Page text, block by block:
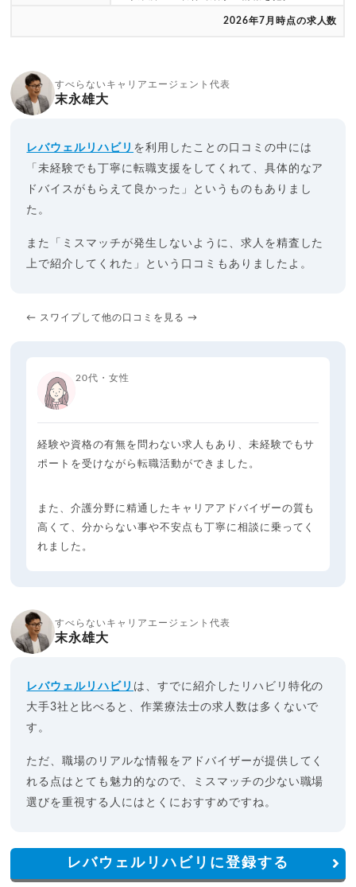
2026年7月時点の求人数
すべらないキャリアエージェント代表
末永雄大
レバウェルリハビリ を利用したことの口コミの中には
「未経験でも丁寧に転職支援をしてくれて、具体的なア
ドバイスがもらえて良かった」というものもありまし
た。
また「ミスマッチが発生しないように、求人を精査した
上で紹介してくれた」という口コミもありましたよ。
← スワイプして他の口コミを見る →
20代・女性
経験や資格の有無を問わない求人もあり、未経験でもサ
ポートを受けながら転職活動ができました。
また、介護分野に精通したキャリアアドバイザーの質も
高くて、分からない事や不安点も丁寧に相談に乗ってく
れました。
すべらないキャリアエージェント代表
末永雄大
レバウェルリハビリ は、すでに紹介したリハビリ特化の
大手3社と比べると、作業療法士の求人数は多くないで
す。
ただ、職場のリアルな情報をアドバイザーが提供してく
れる点はとても魅力的なので、ミスマッチの少ない職場
選びを重視する人にはとくにおすすめですね。
レバウェルリハビリに登録する